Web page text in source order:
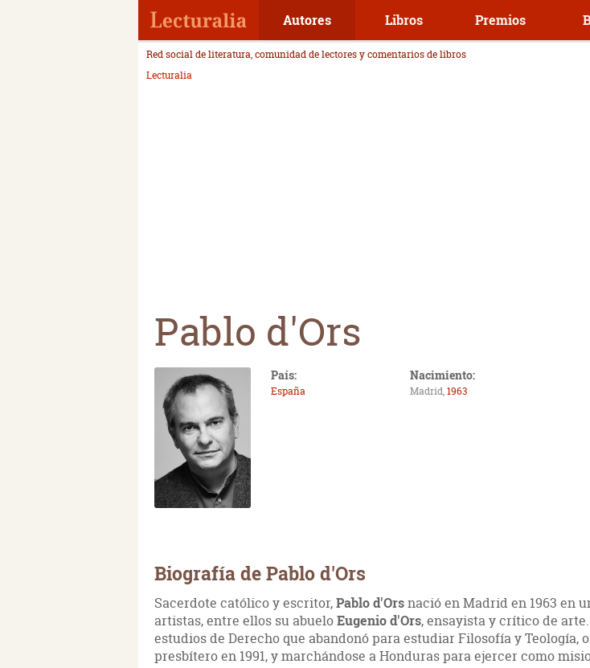
Autores Libros Premios
Red social de literatura, comunidad de lectores y comentarios de libros
Lecturalia
Pablo d'Ors
País:
España
Nacimiento:
Madrid,1963
Biografía de Pablo d'Ors
Sacerdote católico y escritor,Pablo d'Orsnació en Madrid en 1963 en
artistas, entre ellos su abueloEugenio d'Ors, ensayista y crítico de
estudios de Derecho que abandonó para estudiar Filosofía y Teología,
presbítero en 1991, y marchándose a Honduras para ejercer como